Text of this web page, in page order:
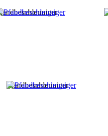
Pfandbeschleuniger